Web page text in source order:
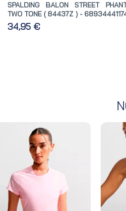
SPALDING BALON STREET
TWO TONE ( 84437Z ) -
34,95 €